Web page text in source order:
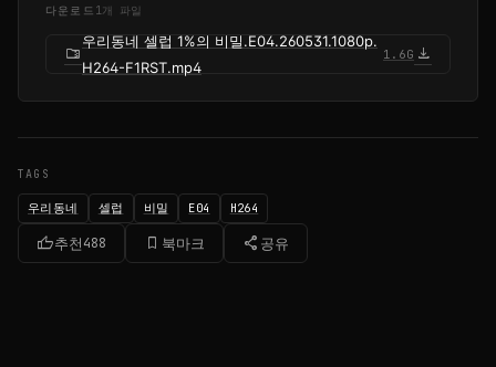
다운로드 1개 파일
folder_zip
우리동네 셀럽 1%의 비밀.E04.260531.1080p.
H264-F1RST.mp4
1.6G download
TAGS
우리동네 셀럽 비밀 E04 H264
thumb_up추천488 bookmark_border 북마크 share 공유